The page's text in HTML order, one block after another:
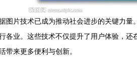
图片技术已成为推动社会进步的关键力
各业。这些技术不仅提升了用户体验，
带来更多便利与创新。